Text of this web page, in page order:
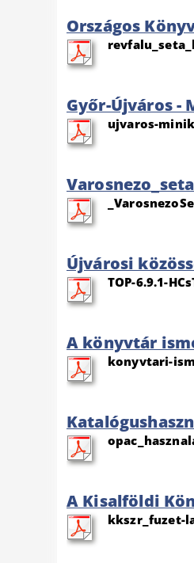
Országos
Győr-Újváros -
ujvaros-
Újvárosi
TOP-6.9.1-
A könyvtár
konyvtari-
A Kisalföldi
kkszr_fuzet-